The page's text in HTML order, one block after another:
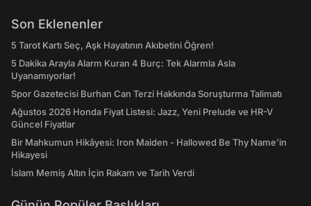
Son Eklenenler
5 Tarot Kartı Seç, Aşk Hayatının Akıbetini Öğren!
5 Dakika Arayla Alarm Kuran 4 Burç: Tek Alarmla Asla
Uyanamıyorlar!
Spor Gazetecisi Burhan Can Terzi Hakkında Soruşturma Talimatı
Ağustos 2026 Honda Fiyat Listesi: Jazz, Yeni Prelude ve HR-V
Güncel Fiyatlar
Bir Mahkumun Hikâyesi: Iron Maiden - Hallowed Be Thy Name'in
Hikayesi
İslam Memiş Altın İçin Rakam ve Tarih Verdi